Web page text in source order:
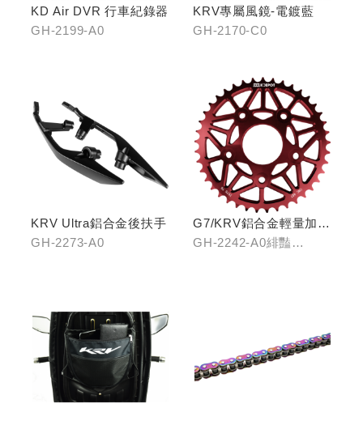
KD Air DVR 行車紀錄器
GH-2199-A0
KRV專屬風鏡-電鍍藍
GH-2170-C0
KRV Ultra鋁合金後扶手
GH-2273-A0
G7/KRV鋁合金輕量加大
齒盤40T
GH-2242-A0緋豔